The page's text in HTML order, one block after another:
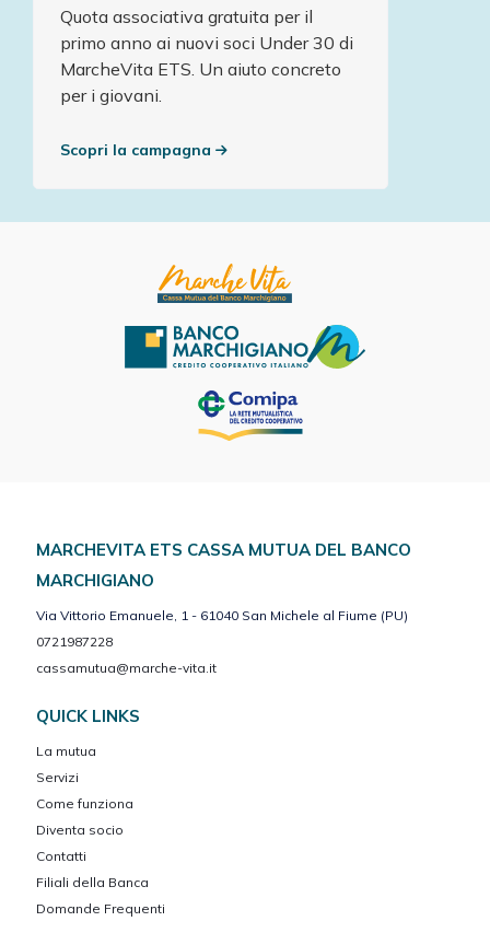
Quota associativa gratuita per il
primo anno ai nuovi soci Under 30 di
MarcheVita ETS. Un aiuto concreto
per i giovani.
Scopri la campagna
MARCHEVITA ETS CASSA MUTUA DEL BANCO
MARCHIGIANO
Via Vittorio Emanuele, 1 - 61040 San Michele al Fiume (PU)
0721987228
cassamutua@marche-vita.it
QUICK LINKS
La mutua
Servizi
Come funziona
Diventa socio
Contatti
Filiali della Banca
Domande Frequenti